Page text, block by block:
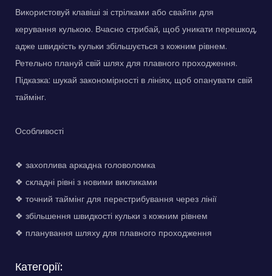
Використовуй клавіші зі стрілками або свайпи для
керування кулькою. Вчасно стрибай, щоб уникати перешкод,
адже швидкість кульки збільшується з кожним рівнем.
Ретельно плануй свій шлях для плавного проходження.
Підказка: шукай закономірності в лініях, щоб опанувати свій
таймінг.
Особливості
❖ захоплива аркадна головоломка
❖ складні рівні з новими викликами
❖ точний таймінг для перестрибування через лінії
❖ збільшення швидкості кульки з кожним рівнем
❖ планування шляху для плавного проходження
Категорії: